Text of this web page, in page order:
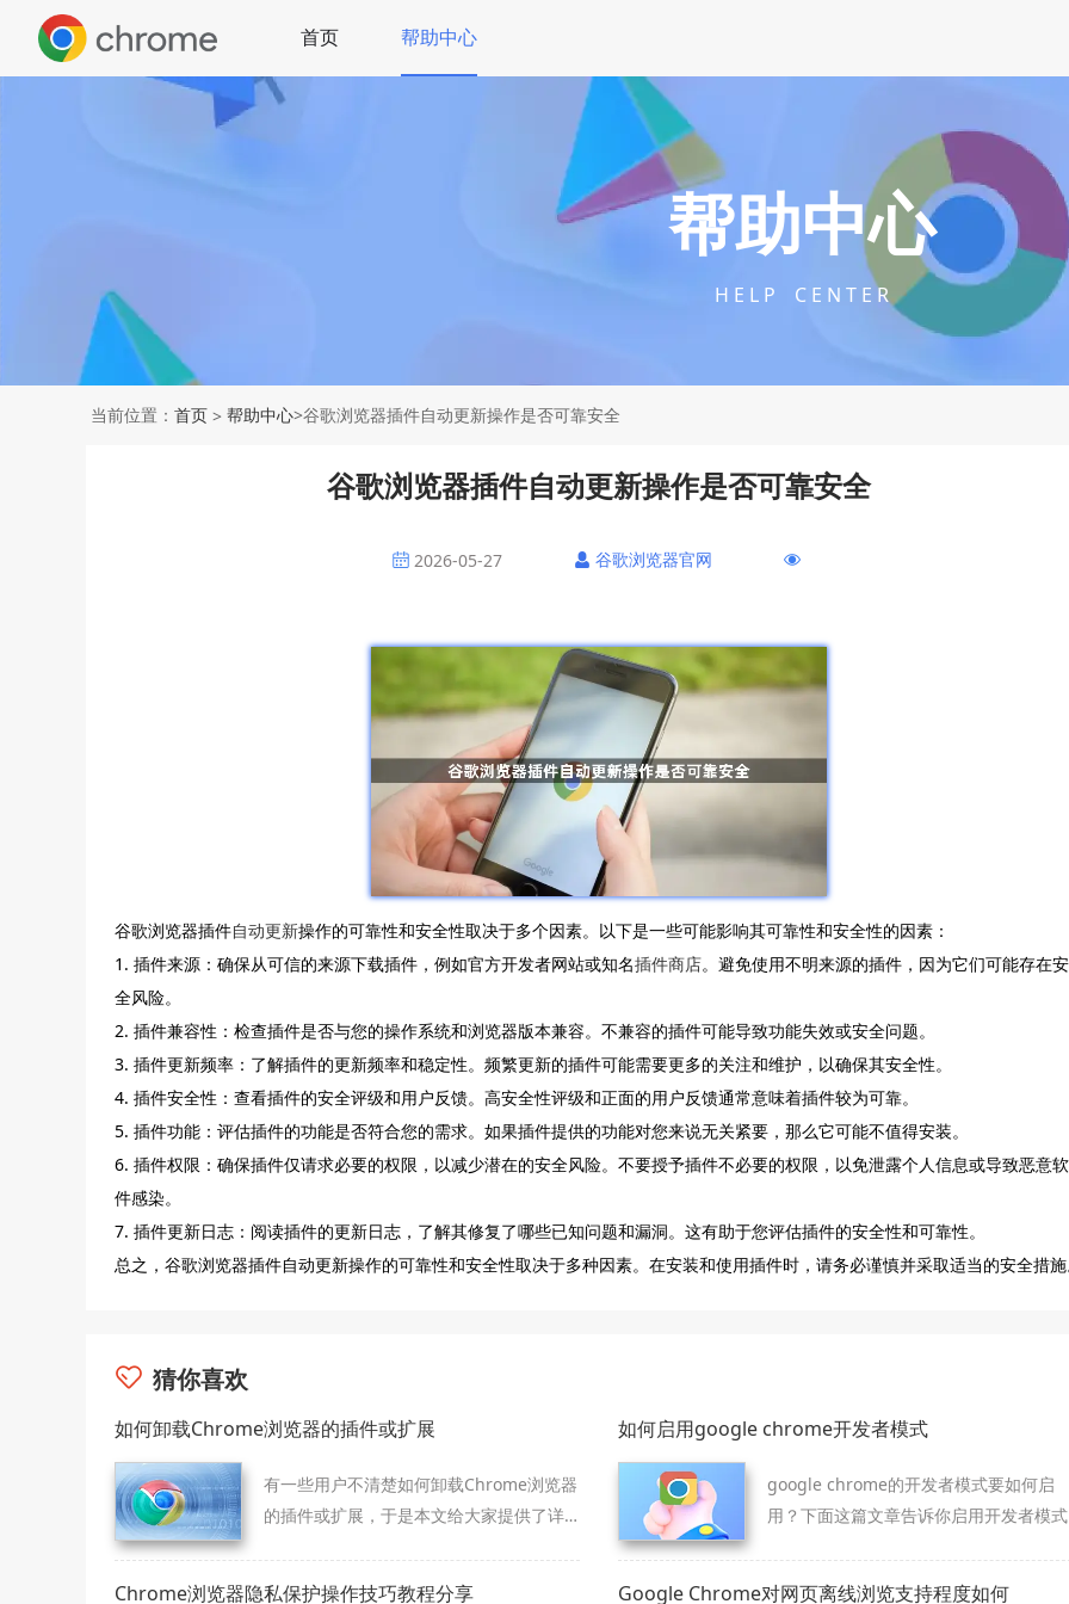
首页 帮助中心
帮助中心
H E L P C E N T E R
当前位置： 首页 > 帮助中心>谷歌浏览器插件自动更新操作是否可靠安全
谷歌浏览器插件自动更新操作是否可靠安全
2026-05-27 谷歌浏览器官网
谷歌浏览器插件自动更新操作的可靠性和安全性取决于多个因素。以下是一些可能影响其可靠性和安全性的因素：
1. 插件来源：确保从可信的来源下载插件，例如官方开发者网站或知名插件商店。避免使用不明来源的插件，因为它们可能存在安
全风险。
2. 插件兼容性：检查插件是否与您的操作系统和浏览器版本兼容。不兼容的插件可能导致功能失效或安全问题。
3. 插件更新频率：了解插件的更新频率和稳定性。频繁更新的插件可能需要更多的关注和维护，以确保其安全性。
4. 插件安全性：查看插件的安全评级和用户反馈。高安全性评级和正面的用户反馈通常意味着插件较为可靠。
5. 插件功能：评估插件的功能是否符合您的需求。如果插件提供的功能对您来说无关紧要，那么它可能不值得安装。
6. 插件权限：确保插件仅请求必要的权限，以减少潜在的安全风险。不要授予插件不必要的权限，以免泄露个人信息或导致恶意软
件感染。
7. 插件更新日志：阅读插件的更新日志，了解其修复了哪些已知问题和漏洞。这有助于您评估插件的安全性和可靠性。
总之，谷歌浏览器插件自动更新操作的可靠性和安全性取决于多种因素。在安装和使用插件时，请务必谨慎并采取适当的安全措
猜你喜欢
如何卸载Chrome浏览器的插件或扩展
有一些用户不清楚如何卸载Chrome浏览器
的插件或扩展，于是本文给大家提供了详
如何启用google chrome开发者模式
google chrome的开发者模式要如何启
用？下面这篇文章告诉你启用开发者模式
Chrome浏览器隐私保护操作技巧教程分享 Google Chrome对网页离线浏览支持程度如何